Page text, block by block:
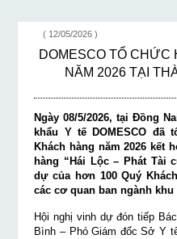
( 12/05/2026 )
DOMESCO TỔ CHỨC
NĂM 2026 TẠI
Ngày 08/5/2026, tại Đồng
khẩu Y tế DOMESCO đã
Khách hàng năm 2026 kết
hàng “Hái Lộc – Phát Tài
dự của hơn 100 Quý
các cơ quan ban ngành khu
Hội nghị vinh dự đón tiếp
Bình – Phó Giám đốc Sở Y